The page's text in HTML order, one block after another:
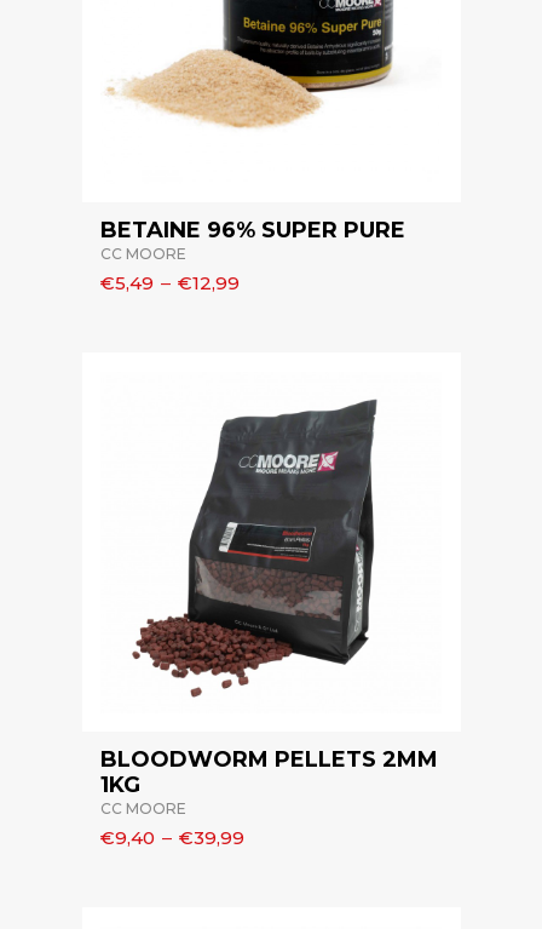
BETAINE 96% SUPER PURE
CC MOORE
€5,49 – €12,99
BLOODWORM PELLETS 2MM
1KG
CC MOORE
€9,40 – €39,99